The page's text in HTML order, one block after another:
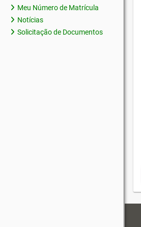
Meu Número de Matrícula
Notícias
Solicitação de Documentos